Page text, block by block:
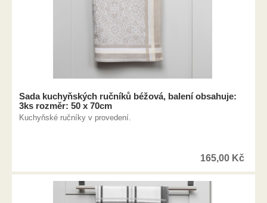
Sada kuchyňských ručníků béžová, balení obsahuje:
3ks rozměr: 50 x 70cm
Kuchyňské ručníky v provedení.
165,00 Kč